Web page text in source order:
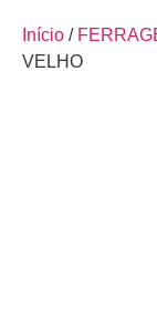
Início /
VELHO